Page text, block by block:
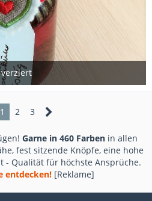
1 2 3
Garne in 460 Farben in allen
fest sitzende Knöpfe, eine hohe
- Qualität für höchste Ansprüche.
entdecken! [Reklame]